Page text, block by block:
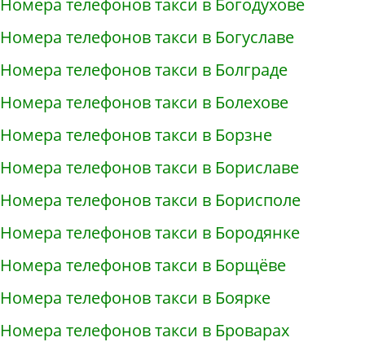
Номера телефонов такси в Богодухове
Номера телефонов такси в Богуславе
Номера телефонов такси в Болграде
Номера телефонов такси в Болехове
Номера телефонов такси в Борзне
Номера телефонов такси в Бориславе
Номера телефонов такси в Борисполе
Номера телефонов такси в Бородянке
Номера телефонов такси в Борщёве
Номера телефонов такси в Боярке
Номера телефонов такси в Броварах